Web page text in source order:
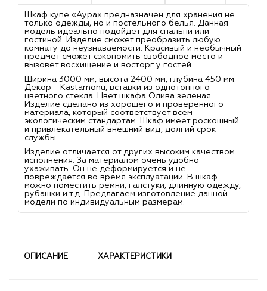
Шкаф купе «Аура» предназначен для хранения не
только одежды, но и постельного белья. Данная
модель идеально подойдет для спальни или
гостиной. Изделие сможет преобразить любую
комнату до неузнаваемости. Красивый и необычный
предмет сможет сэкономить свободное место и
вызовет восхищение и восторг у гостей.
Ширина 3000 мм, высота 2400 мм, глубина 450 мм.
Декор - Kastamonu, вставки из однотонного
цветного стекла. Цвет шкафа Олива зеленая.
Изделие сделано из хорошего и проверенного
материала, который соответствует всем
экологическим стандартам. Шкаф имеет роскошный
и привлекательный внешний вид, долгий срок
службы.
Изделие отличается от других высоким качеством
исполнения. За материалом очень удобно
ухаживать. Он не деформируется и не
повреждается во время эксплуатации. В шкаф
можно поместить ремни, галстуки, длинную одежду,
рубашки и т.д. Предлагаем изготовление данной
модели по индивидуальным размерам.
ОПИСАНИЕ ХАРАКТЕРИСТИКИ